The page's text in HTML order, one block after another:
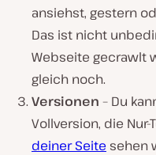
ansiehst, gestern
Das ist nicht
Webseite gecrawlt
gleich noch.
Versionen – Du
Vollversion, die
deiner Seite sehen